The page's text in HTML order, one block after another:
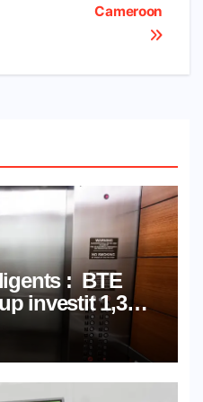
Cameroon
: BTE
investit 1,3
développer
en